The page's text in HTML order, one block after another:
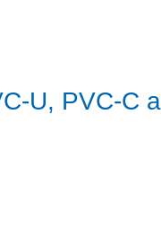
U, PVC-C